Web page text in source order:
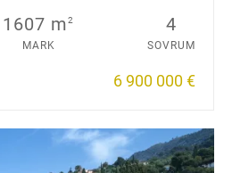
1607 m2
MARK
4
SOVRUM
6 900 000 €